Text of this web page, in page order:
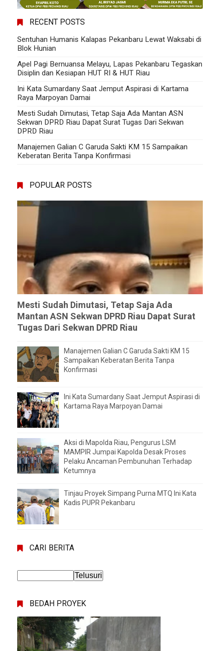
RECENT POSTS
Sentuhan Humanis Kalapas Pekanbaru Lewat Waksabi di
Blok Hunian
Apel Pagi Bernuansa Melayu, Lapas Pekanbaru Tegaskan
Disiplin dan Kesiapan HUT RI & HUT Riau
Ini Kata Sumardany Saat Jemput Aspirasi di Kartama
Raya Marpoyan Damai
Mesti Sudah Dimutasi, Tetap Saja Ada Mantan ASN
Sekwan DPRD Riau Dapat Surat Tugas Dari Sekwan
DPRD Riau
Manajemen Galian C Garuda Sakti KM 15 Sampaikan
Keberatan Berita Tanpa Konfirmasi
POPULAR POSTS
Mesti Sudah Dimutasi, Tetap Saja Ada
Mantan ASN Sekwan DPRD Riau Dapat Surat
Tugas Dari Sekwan DPRD Riau
Manajemen Galian C Garuda Sakti KM 15
Sampaikan Keberatan Berita Tanpa
Konfirmasi
Ini Kata Sumardany Saat Jemput Aspirasi di
Kartama Raya Marpoyan Damai
Aksi di Mapolda Riau, Pengurus LSM
MAMPIR Jumpai Kapolda Desak Proses
Pelaku Ancaman Pembunuhan Terhadap
Ketumnya
Tinjau Proyek Simpang Purna MTQ Ini Kata
Kadis PUPR Pekanbaru
CARI BERITA
BEDAH PROYEK